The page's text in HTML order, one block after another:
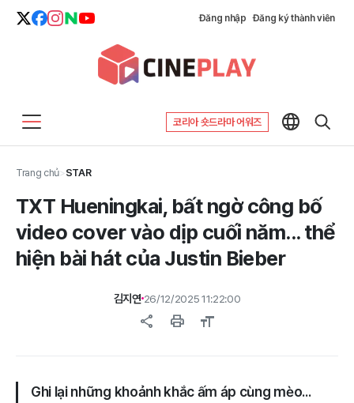
Đăng nhập Đăng ký thành viên
코리아 숏드라마 어워즈
Trang chủ>STAR
TXT Hueningkai, bất ngờ công bố
video cover vào dịp cuối năm... thể
hiện bài hát của Justin Bieber
김지연 26/12/2025 11:22:00
share print format_size
Ghi lại những khoảnh khắc ấm áp cùng mèo...